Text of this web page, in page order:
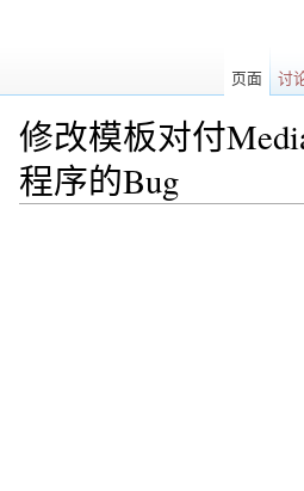
修改模板对付
程序的Bug
页面 讨